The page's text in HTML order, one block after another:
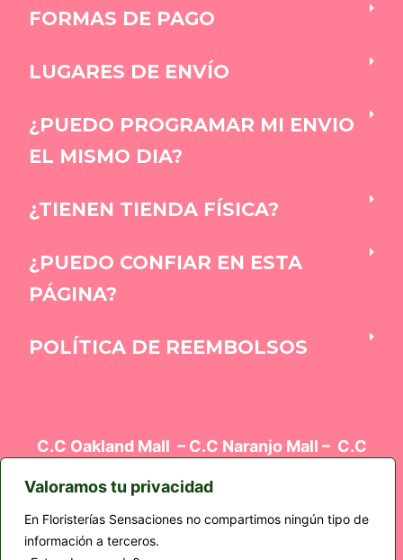
Valoramos tu privacidad
En Floristerías Sensaciones no compartimos ningún tipo de
información a terceros.
FORMAS DE PAGO
LUGARES DE ENVÍO
¿PUEDO PROGRAMAR MI ENVIO
EL MISMO DIA?
¿TIENEN TIENDA FÍSICA?
¿PUEDO CONFIAR EN ESTA
PÁGINA?
POLÍTICA DE REEMBOLSOS
C.C Oakland Mall – C.C Naranjo Mall – C.C
Kalú